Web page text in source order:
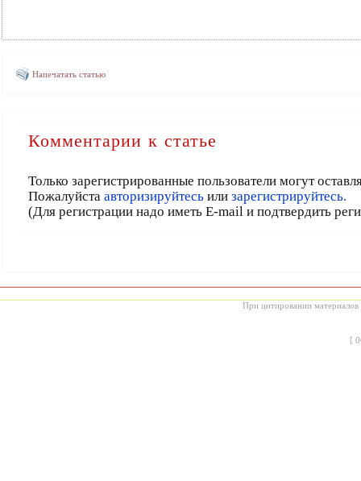
Напечатать статью
Комментарии к статье
Только зарегистрированные пользователи могут
Пожалуйста авторизируйтесьили зарегистрируйтесь.
(Для регистрации надо иметь E-mail и подтвердить
При цитировании материалов
[